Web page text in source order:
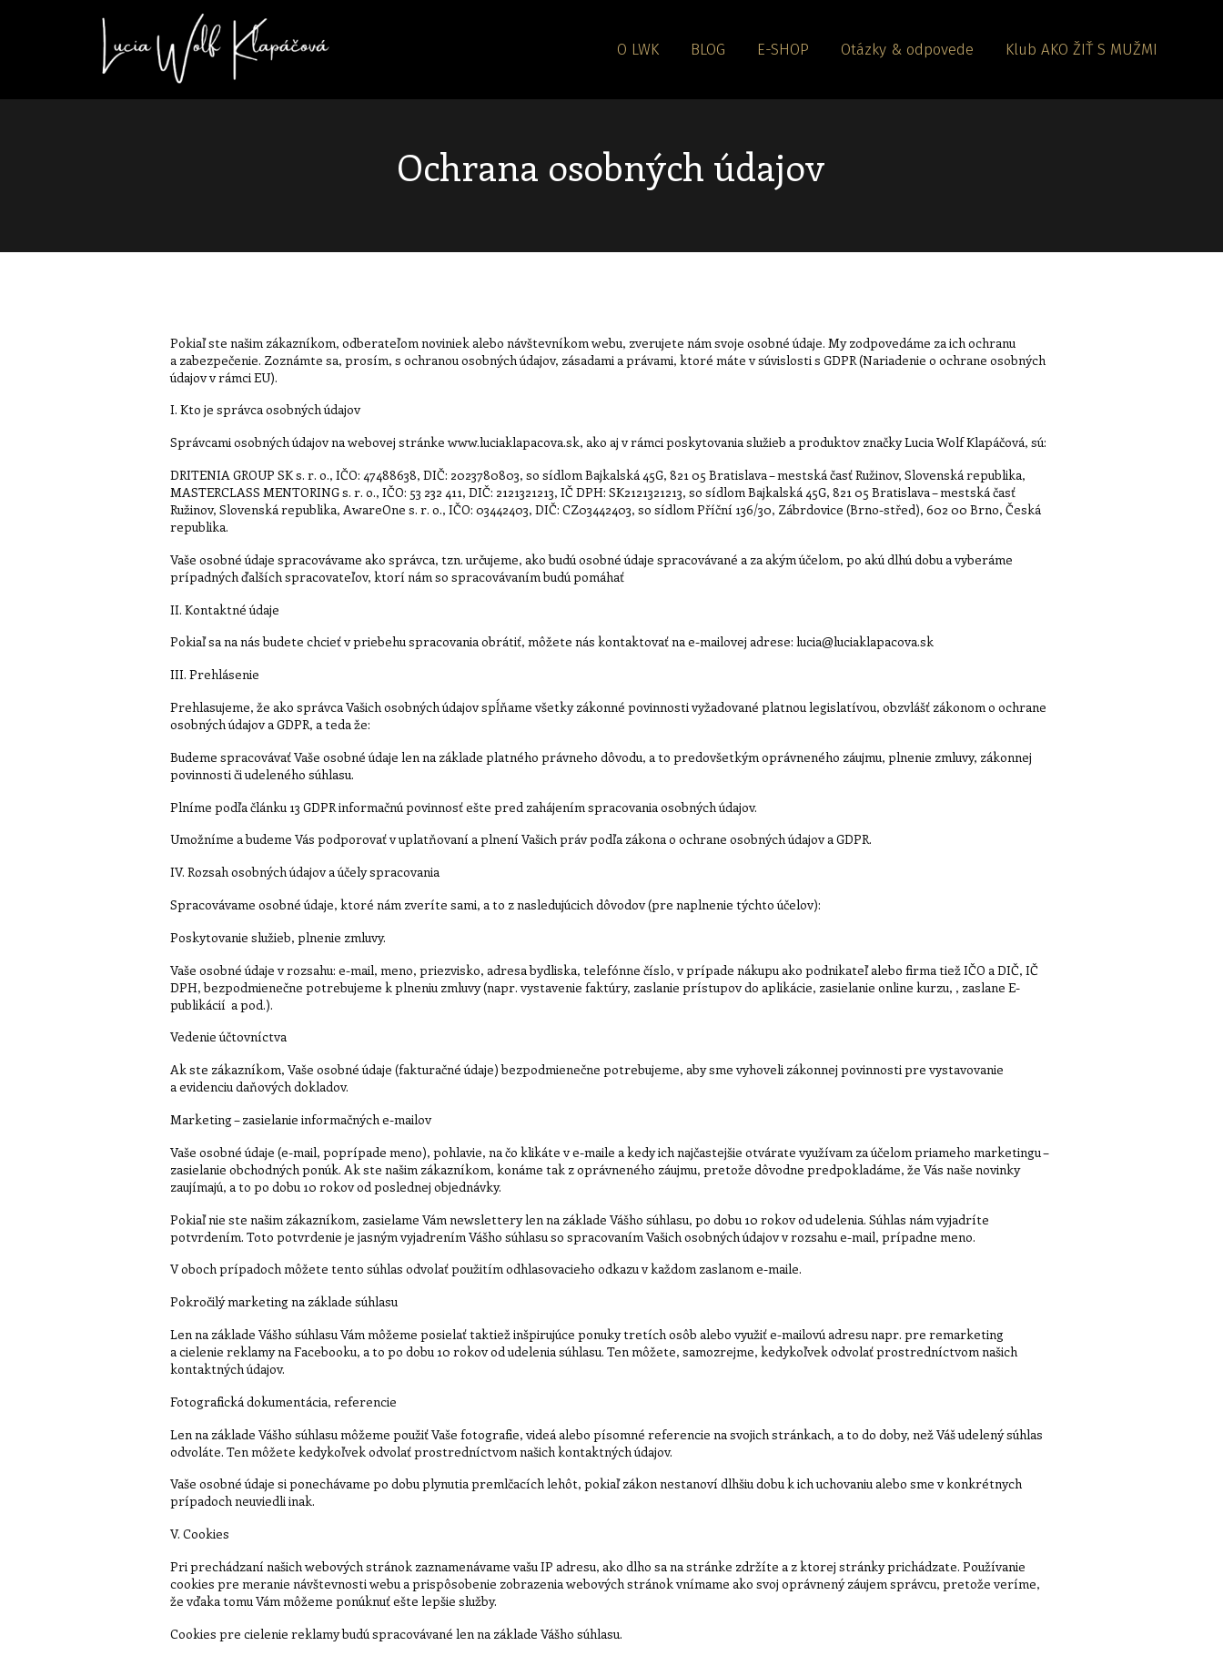
O LWK BLOG E-SHOP Otázky & odpovede Klub AKO ŽIŤ S MUŽMI
Ochrana osobných údajov
Pokiaľ ste našim zákazníkom, odberateľom noviniek alebo návštevníkom webu, zverujete nám svoje osobné údaje. My zodpovedáme za ich ochranu
a zabezpečenie. Zoznámte sa, prosím, s ochranou osobných údajov, zásadami a právami, ktoré máte v súvislosti s GDPR (Nariadenie o ochrane osobných
údajov v rámci EU).
I. Kto je správca osobných údajov
Správcami osobných údajov na webovej stránke www.luciaklapacova.sk, ako aj v rámci poskytovania služieb a produktov značky Lucia Wolf Klapáčová, sú:
DRITENIA GROUP SK s. r. o., IČO: 47488638, DIČ: 2023780803, so sídlom Bajkalská 45G, 821 05 Bratislava – mestská časť Ružinov, Slovenská republika,
MASTERCLASS MENTORING s. r. o., IČO: 53 232 411, DIČ: 2121321213, IČ DPH: SK2121321213, so sídlom Bajkalská 45G, 821 05 Bratislava – mestská časť
Ružinov, Slovenská republika, AwareOne s. r. o., IČO: 03442403, DIČ: CZ03442403, so sídlom Příční 136/30, Zábrdovice (Brno-střed), 602 00 Brno, Česká
republika.
Vaše osobné údaje spracovávame ako správca, tzn. určujeme, ako budú osobné údaje spracovávané a za akým účelom, po akú dlhú dobu a vyberáme
prípadných ďalších spracovateľov, ktorí nám so spracovávaním budú pomáhať
II. Kontaktné údaje
Pokiaľ sa na nás budete chcieť v priebehu spracovania obrátiť, môžete nás kontaktovať na e-mailovej adrese: lucia@luciaklapacova.sk
III. Prehlásenie
Prehlasujeme, že ako správca Vašich osobných údajov spĺňame všetky zákonné povinnosti vyžadované platnou legislatívou, obzvlášť zákonom o ochrane
osobných údajov a GDPR, a teda že:
Budeme spracovávať Vaše osobné údaje len na základe platného právneho dôvodu, a to predovšetkým oprávneného záujmu, plnenie zmluvy, zákonnej
povinnosti či udeleného súhlasu.
Plníme podľa článku 13 GDPR informačnú povinnosť ešte pred zahájením spracovania osobných údajov.
Umožníme a budeme Vás podporovať v uplatňovaní a plnení Vašich práv podľa zákona o ochrane osobných údajov a GDPR.
IV. Rozsah osobných údajov a účely spracovania
Spracovávame osobné údaje, ktoré nám zveríte sami, a to z nasledujúcich dôvodov (pre naplnenie týchto účelov):
Poskytovanie služieb, plnenie zmluvy.
Vaše osobné údaje v rozsahu: e-mail, meno, priezvisko, adresa bydliska, telefónne číslo, v prípade nákupu ako podnikateľ alebo firma tiež IČO a DIČ, IČ
DPH, bezpodmienečne potrebujeme k plneniu zmluvy (napr. vystavenie faktúry, zaslanie prístupov do aplikácie, zasielanie online kurzu, , zaslane E-
publikácií a pod.).
Vedenie účtovníctva
Ak ste zákazníkom, Vaše osobné údaje (fakturačné údaje) bezpodmienečne potrebujeme, aby sme vyhoveli zákonnej povinnosti pre vystavovanie
a evidenciu daňových dokladov.
Marketing – zasielanie informačných e-mailov
Vaše osobné údaje (e-mail, poprípade meno), pohlavie, na čo klikáte v e-maile a kedy ich najčastejšie otvárate využívam za účelom priameho marketingu –
zasielanie obchodných ponúk. Ak ste našim zákazníkom, konáme tak z oprávneného záujmu, pretože dôvodne predpokladáme, že Vás naše novinky
zaujímajú, a to po dobu 10 rokov od poslednej objednávky.
Pokiaľ nie ste našim zákazníkom, zasielame Vám newslettery len na základe Vášho súhlasu, po dobu 10 rokov od udelenia. Súhlas nám vyjadríte
potvrdením. Toto potvrdenie je jasným vyjadrením Vášho súhlasu so spracovaním Vašich osobných údajov v rozsahu e-mail, prípadne meno.
V oboch prípadoch môžete tento súhlas odvolať použitím odhlasovacieho odkazu v každom zaslanom e-maile.
Pokročilý marketing na základe súhlasu
Len na základe Vášho súhlasu Vám môžeme posielať taktiež inšpirujúce ponuky tretích osôb alebo využiť e-mailovú adresu napr. pre remarketing
a cielenie reklamy na Facebooku, a to po dobu 10 rokov od udelenia súhlasu. Ten môžete, samozrejme, kedykoľvek odvolať prostredníctvom našich
kontaktných údajov.
Fotografická dokumentácia, referencie
Len na základe Vášho súhlasu môžeme použiť Vaše fotografie, videá alebo písomné referencie na svojich stránkach, a to do doby, než Váš udelený súhlas
odvoláte. Ten môžete kedykoľvek odvolať prostredníctvom našich kontaktných údajov.
Vaše osobné údaje si ponechávame po dobu plynutia premlčacích lehôt, pokiaľ zákon nestanoví dlhšiu dobu k ich uchovaniu alebo sme v konkrétnych
prípadoch neuviedli inak.
V. Cookies
Pri prechádzaní našich webových stránok zaznamenávame vašu IP adresu, ako dlho sa na stránke zdržíte a z ktorej stránky prichádzate. Používanie
cookies pre meranie návštevnosti webu a prispôsobenie zobrazenia webových stránok vnímame ako svoj oprávnený záujem správcu, pretože veríme,
že vďaka tomu Vám môžeme ponúknuť ešte lepšie služby.
Cookies pre cielenie reklamy budú spracovávané len na základe Vášho súhlasu.